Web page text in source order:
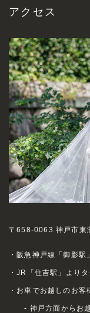
アクセス
〒658-0063 神戸市東
・阪急神戸線「御影駅
・JR「住吉駅」より
・お車でお越しのお客
- 神戸方面からお越